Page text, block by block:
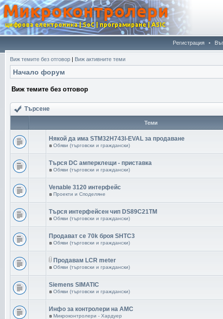
Регистрация •
Виж темите без отговор | Виж активните теми
Начало форум
Виж темите без отговор
Търсене
Теми
Някой да има STM32H743I-EVAL за продаване
в Обяви (търговски и граждански)
Търся DC амперклещи - приставка
в Обяви (търговски и граждански)
Venable 3120 интерфейс
в Проекти и Споделяне
Търся интерфейсен чип DS89C21TM
в Обяви (търговски и граждански)
Продават се 70k броя SHTC3
в Обяви (търговски и граждански)
Продавам LCR meter
в Обяви (търговски и граждански)
Siemens SIMATIC
в Обяви (търговски и граждански)
Инфо за контролери на AMC
в Микроконтролери - Хардуер